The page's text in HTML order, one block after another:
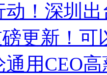
动！深圳
磅更新！
用CEO